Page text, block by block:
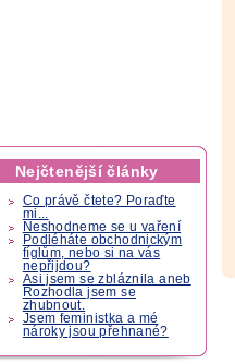
Nejčtenější články
Co právě čtete? Poraďte
mi...
Neshodneme se u vaření
Podléháte obchodnickým
fíglům, nebo si na vás
nepřijdou?
Asi jsem se zbláznila aneb
Rozhodla jsem se
zhubnout.
Jsem feministka a mé
nároky jsou přehnané?